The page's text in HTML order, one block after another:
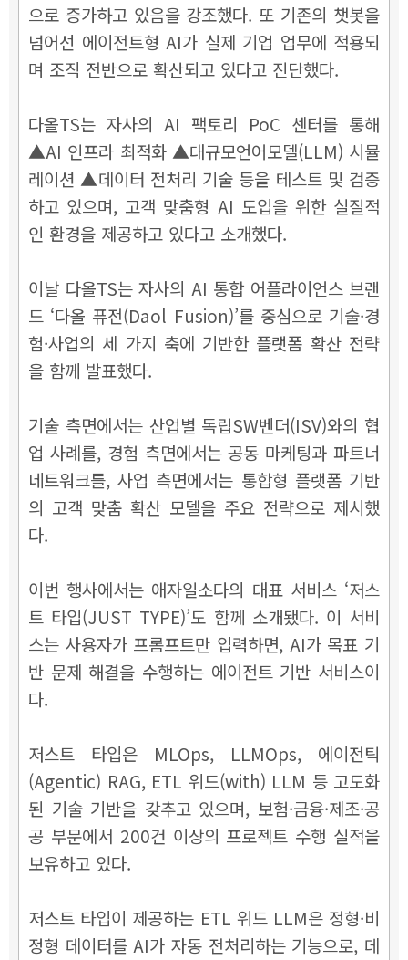
으로 증가하고 있음을 강조했다. 또 기존의 챗봇을
넘어선 에이전트형 AI가 실제 기업 업무에 적용되
며 조직 전반으로 확산되고 있다고 진단했다.
다올TS는 자사의 AI 팩토리 PoC 센터를 통해
▲AI 인프라 최적화 ▲대규모언어모델(LLM) 시뮬
레이션 ▲데이터 전처리 기술 등을 테스트 및 검증
하고 있으며, 고객 맞춤형 AI 도입을 위한 실질적
인 환경을 제공하고 있다고 소개했다.
이날 다올TS는 자사의 AI 통합 어플라이언스 브랜
드 ‘다올 퓨전(Daol Fusion)’를 중심으로 기술·경
험·사업의 세 가지 축에 기반한 플랫폼 확산 전략
을 함께 발표했다.
기술 측면에서는 산업별 독립SW벤더(ISV)와의 협
업 사례를, 경험 측면에서는 공동 마케팅과 파트너
네트워크를, 사업 측면에서는 통합형 플랫폼 기반
의 고객 맞춤 확산 모델을 주요 전략으로 제시했
다.
이번 행사에서는 애자일소다의 대표 서비스 ‘저스
트 타입(JUST TYPE)’도 함께 소개됐다. 이 서비
스는 사용자가 프롬프트만 입력하면, AI가 목표 기
반 문제 해결을 수행하는 에이전트 기반 서비스이
다.
저스트 타입은 MLOps, LLMOps, 에이전틱
(Agentic) RAG, ETL 위드(with) LLM 등 고도화
된 기술 기반을 갖추고 있으며, 보험·금융·제조·공
공 부문에서 200건 이상의 프로젝트 수행 실적을
보유하고 있다.
저스트 타입이 제공하는 ETL 위드 LLM은 정형·비
정형 데이터를 AI가 자동 전처리하는 기능으로, 데